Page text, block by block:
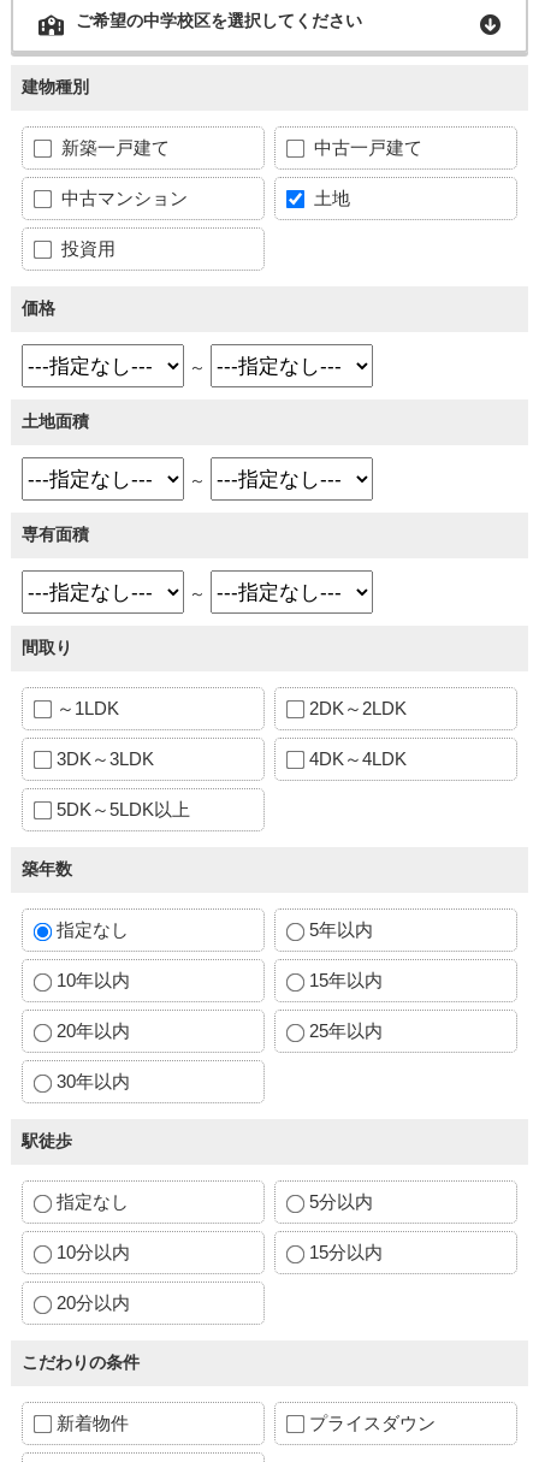
ご希望の中学校区を選択してください
建物種別
新築一戸建て 中古一戸建て
中古マンション 土地
投資用
価格
～
土地面積
～
専有面積
～
間取り
～1LDK 2DK～2LDK
3DK～3LDK 4DK～4LDK
5DK～5LDK以上
築年数
指定なし 5年以内
10年以内 15年以内
20年以内 25年以内
30年以内
駅徒歩
指定なし 5分以内
10分以内 15分以内
20分以内
こだわりの条件
新着物件 プライスダウン